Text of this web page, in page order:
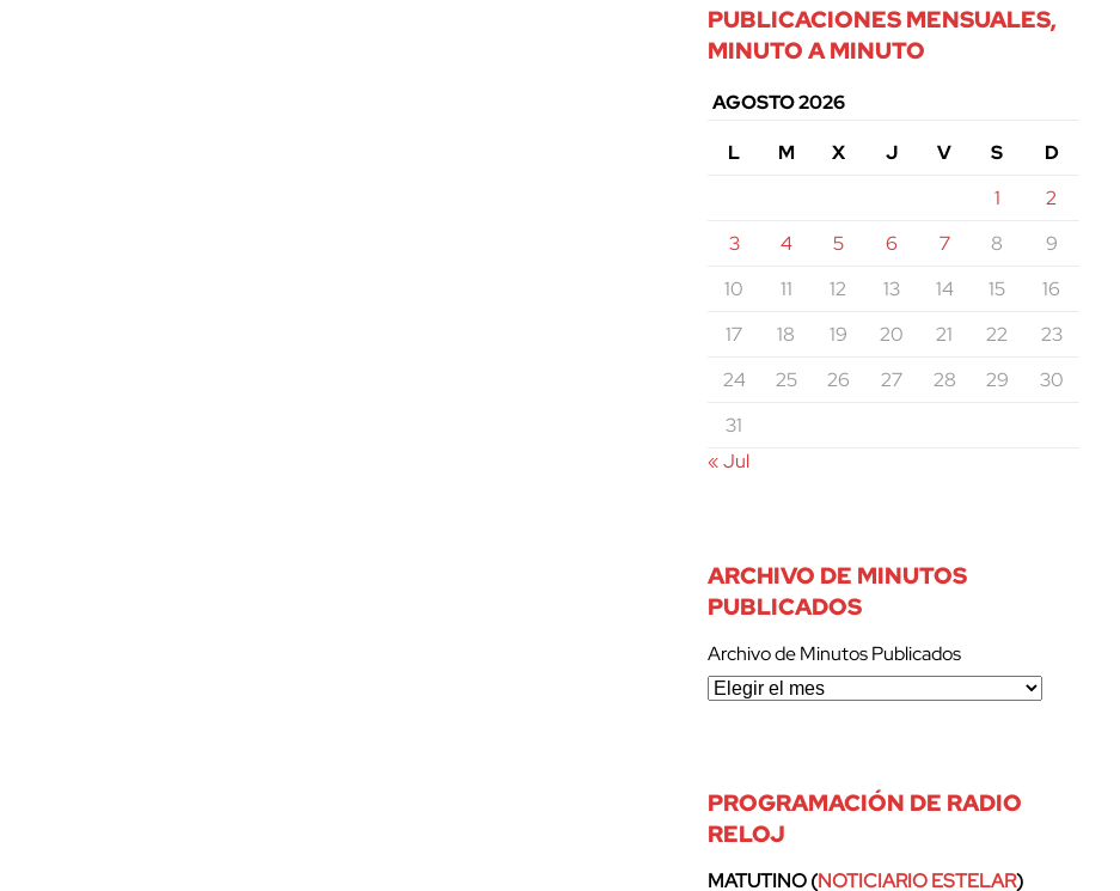
PUBLICACIONES MENSUALES,
MINUTO A MINUTO
AGOSTO 2026
L
M X J V S
D
1
2
3
4 5 6 7 8
9
10
11 12 13 14 15
16
17
18 19 20 21 22
23
24
25 26 27 28 29
30
31
« Jul
ARCHIVO DE MINUTOS
PUBLICADOS
Archivo de Minutos Publicados
PROGRAMACIÓN DE RADIO
RELOJ
MATUTINO (NOTICIARIO ESTELAR)